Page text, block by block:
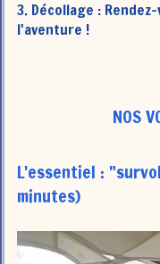
3. Décollage :
l'aventure !
NOS
L'essentiel :
minutes)